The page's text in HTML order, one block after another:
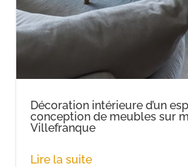
Décoration intérieure d’un
conception de meubles sur
Villefranque
Lire la suite